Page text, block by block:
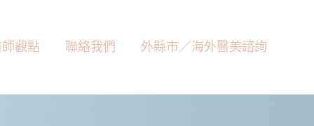
觀點 聯絡我們 外縣市／海外醫美諮詢